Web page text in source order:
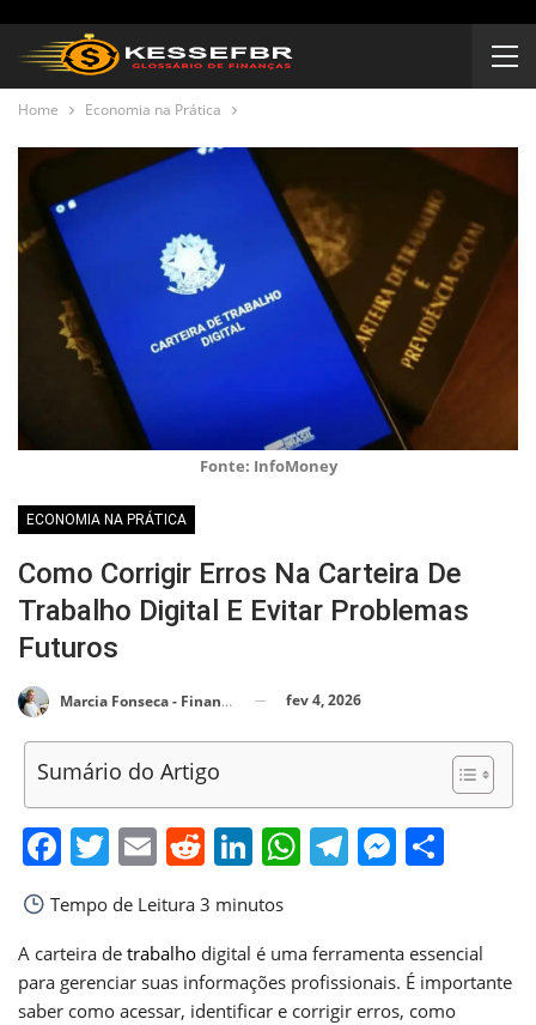
Home Economia na Prática
Fonte: InfoMoney
ECONOMIA NA PRÁTICA
Como Corrigir Erros Na Carteira De
Trabalho Digital E Evitar Problemas
Futuros
Marcia Fonseca - Financial Consultant fev 4, 2026
Sumário do Artigo
Facebook
Twitter
EmailReddit
LinkedIn
WhatsApp
Telegram
Tempo de Leitura 3 minutos
A carteira de trabalho digital é uma ferramenta essencial
para gerenciar suas informações profissionais. É importante
saber como acessar, identificar e corrigir erros, como